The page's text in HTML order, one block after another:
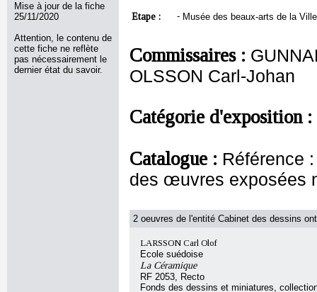
Mise à jour de la fiche
25/11/2020
Attention, le contenu de
cette fiche ne reflète
pas nécessairement le
dernier état du savoir.
Etape : - Musée des beaux-arts de la
Commissaires :
OLSSON Carl-Johan
Catégorie d'exposition :
Catalogue : Référence
des œuvres exposées
2 oeuvres de l'entité Cabinet des dessins
LARSSON Carl Olof
Ecole suédoise
La Céramique
RF 2053, Recto
Fonds des dessins et miniatures,